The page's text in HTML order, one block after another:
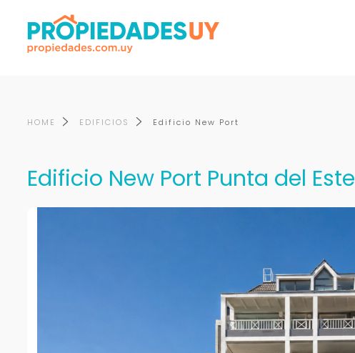
HOME EDIFICIOS Edificio New Port
Edificio New Port Punta del Este